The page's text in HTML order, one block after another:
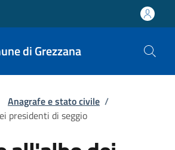
di Grezzana
Anagrafe e stato civile /
presidenti di seggio